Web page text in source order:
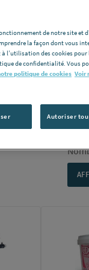
tous. Par ailleurs,
de notre site et
la façon dont vous
l’utilisation des cookies pour
de confidentialité. Vous
politique de cookies Voir
Autoriser